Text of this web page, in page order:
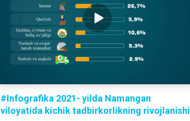
#Infografika 2021- yilda Namangan
viloyatida kichik tadbirkorlikning rivojlanishi